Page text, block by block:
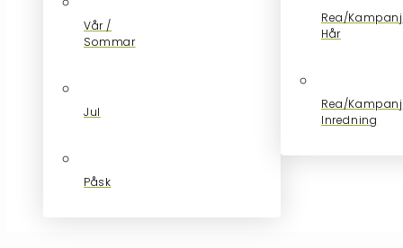
Vår /
Sommar
Jul
Påsk
Rea/
Hår
Rea/Kampanj
Inredning